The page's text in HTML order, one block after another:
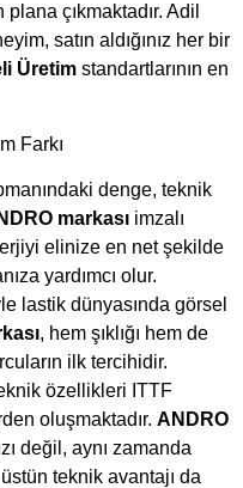
çıkmaktadır. Adil
satın aldığınız her bir
Üretim standartlarının en
Farkı
denge, teknik
markası imzalı
elinize en net şekilde
yardımcı olur.
lastik dünyasında görsel
, hem şıklığı hem de
ilk tercihidir.
özellikleri ITTF
oluşmaktadır. ANDRO
değil, aynı zamanda
teknik avantajı da